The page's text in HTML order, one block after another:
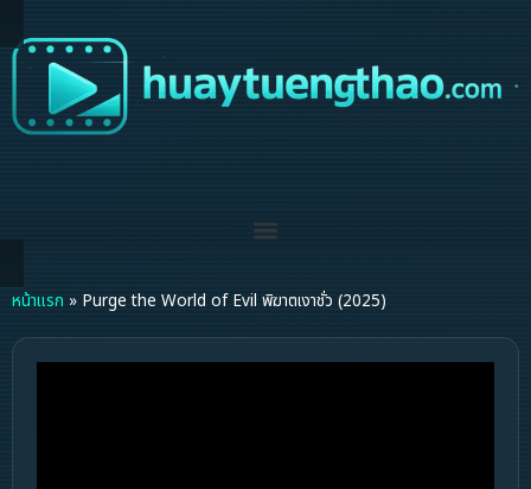
หน้าแรก » Purge the World of Evil พิฆาตเงาชั่ว (2025)